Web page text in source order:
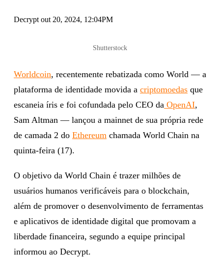
Decrypt out 20, 2024, 12:04PM
Shutterstock
Worldcoin, recentemente rebatizada como World — a
plataforma de identidade movida a criptomoedas que
escaneia íris e foi cofundada pelo CEO da OpenAI,
Sam Altman — lançou a mainnet de sua própria rede
de camada 2 do Ethereum chamada World Chain na
quinta-feira (17).
O objetivo da World Chain é trazer milhões de
usuários humanos verificáveis para o blockchain,
além de promover o desenvolvimento de ferramentas
e aplicativos de identidade digital que promovam a
liberdade financeira, segundo a equipe principal
informou ao Decrypt.